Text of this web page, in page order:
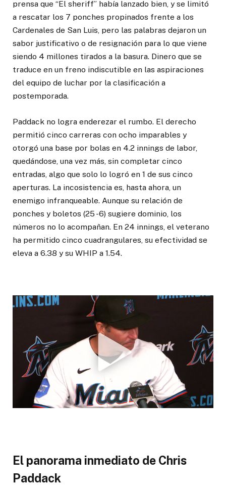
prensa que “El sheriff” había lanzado bien, y se limitó
a rescatar los 7 ponches propinados frente a los
Cardenales de San Luis, pero las palabras dejaron un
sabor justificativo o de resignación para lo que viene
siendo 4 millones tirados a la basura. Dinero que se
traduce en un freno indiscutible en las aspiraciones
del equipo de luchar por la clasificación a
postemporada.
Paddack no logra enderezar el rumbo. El derecho
permitió cinco carreras con ocho imparables y
otorgó una base por bolas en 4.2 innings de labor,
quedándose, una vez más, sin completar cinco
entradas, algo que solo lo logró en 1 de sus cinco
aperturas. La incosistencia es, hasta ahora, un
enemigo infranqueable. Aunque su relación de
ponches y boletos (25 -6) sugiere dominio, los
números no lo acompañan. En 24 innings, el veterano
ha permitido cinco cuadrangulares, su efectividad se
eleva a 6.38 y su WHIP a 1.54.
El panorama inmediato de Chris
Paddack